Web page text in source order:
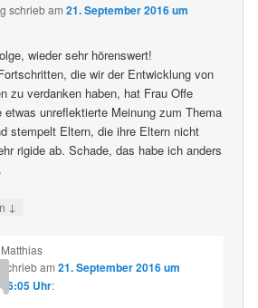
schriebam21. September 2016 um
wieder sehr hörenswert!
die wir der Entwicklung von
zu verdanken haben, hat Frau Offe
etwas unreflektierte Meinung zum Thema
stempelt Eltern, die ihre Eltern nicht
rigide ab. Schade, das habe ich anders
↓
Matthias
schriebam 21. September 2016 um
16:05 Uhr: